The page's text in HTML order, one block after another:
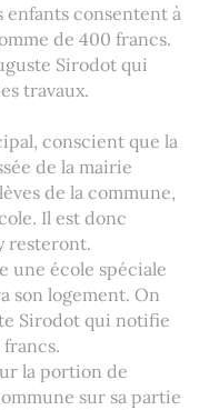
enfants consentent à
de 400 francs.
Sirodot qui
travaux.
conscient que la
de la mairie
de la commune,
Il est donc
resteront.
une école spéciale
son logement. On
Sirodot qui notifie
la portion de
sur sa partie